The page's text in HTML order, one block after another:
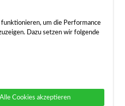
um die Performance
Dazu setzen wir folgende
Alle Cookies akzeptieren